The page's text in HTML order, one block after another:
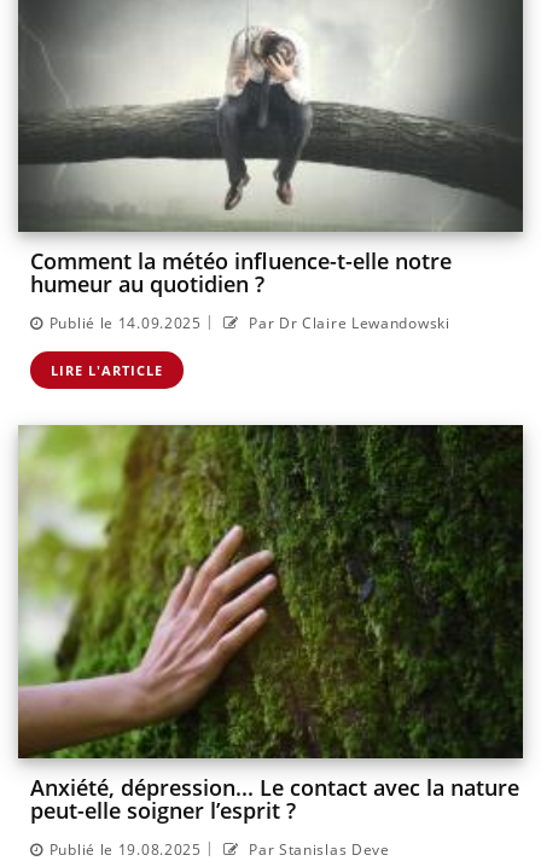
Comment la météo influence-t-elle notre
humeur au quotidien ?
Publié le 14.09.2025 | Par Dr Claire Lewandowski
LIRE L'ARTICLE
Anxiété, dépression... Le contact avec la nature
peut-elle soigner l’esprit ?
Publié le 19.08.2025 | Par Stanislas Deve